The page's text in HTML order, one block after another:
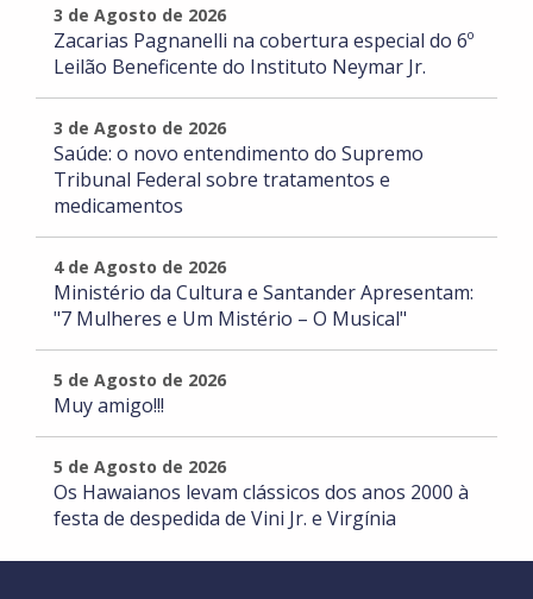
3 de Agosto de 2026
Zacarias Pagnanelli na cobertura especial do 6º
Leilão Beneficente do Instituto Neymar Jr.
3 de Agosto de 2026
Saúde: o novo entendimento do Supremo
Tribunal Federal sobre tratamentos e
medicamentos
4 de Agosto de 2026
Ministério da Cultura e Santander Apresentam:
"7 Mulheres e Um Mistério – O Musical"
5 de Agosto de 2026
Muy amigo!!!
5 de Agosto de 2026
Os Hawaianos levam clássicos dos anos 2000 à
festa de despedida de Vini Jr. e Virgínia